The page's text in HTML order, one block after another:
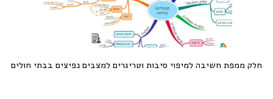
חלק ממפת חשיבה למיפוי סיבות וטריגרים למצבים נפיצים בבתי חולים